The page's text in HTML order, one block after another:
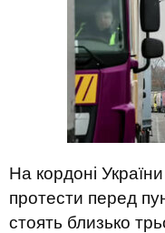
На кордоні
протести перед
стоять близько